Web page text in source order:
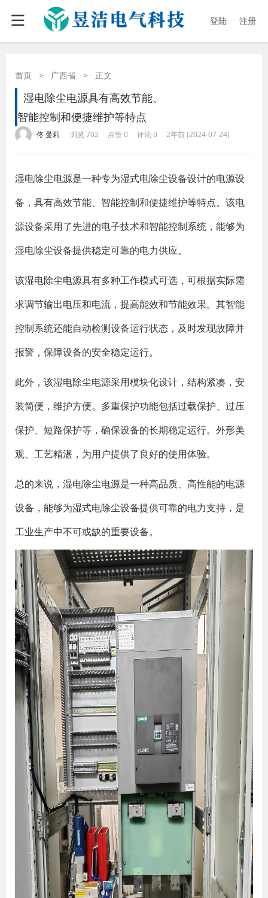
登陆 注册
首页 > 广西省 > 正文
湿电除尘电源具有高效节能、
智能控制和便捷维护等特点
佟 曼莉 浏览 702 点赞 0 评论 0 2年前 (2024-07-24)
湿电除尘电源是一种专为湿式电除尘设备设计的电源设
备，具有高效节能、智能控制和便捷维护等特点。该电
源设备采用了先进的电子技术和智能控制系统，能够为
湿电除尘设备提供稳定可靠的电力供应。
该湿电除尘电源具有多种工作模式可选，可根据实际需
求调节输出电压和电流，提高能效和节能效果。其智能
控制系统还能自动检测设备运行状态，及时发现故障并
报警，保障设备的安全稳定运行。
此外，该湿电除尘电源采用模块化设计，结构紧凑，安
装简便，维护方便。多重保护功能包括过载保护、过压
保护、短路保护等，确保设备的长期稳定运行。外形美
观、工艺精湛，为用户提供了良好的使用体验。
总的来说，湿电除尘电源是一种高品质、高性能的电源
设备，能够为湿式电除尘设备提供可靠的电力支持，是
工业生产中不可或缺的重要设备。